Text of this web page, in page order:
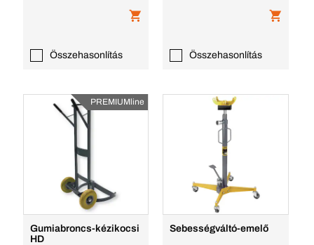
Összehasonlítás Összehasonlítás
PREMIUMline
Gumiabroncs-kézikocsi
HD
Sebességváltó-emelő